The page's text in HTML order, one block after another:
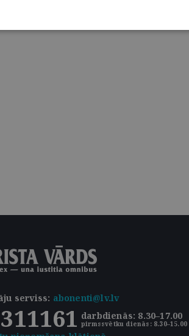
serviss: abonenti@lv.lv
darbdienās: 8.30–17.00
pirmssvētku dienās: 8.30–15.00